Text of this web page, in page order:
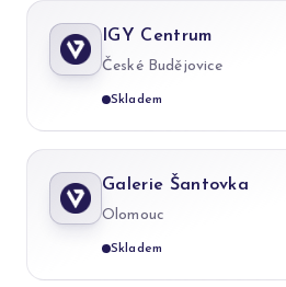
IGY Centrum
České Budějovice
Skladem
Galerie Šantovka
Olomouc
Skladem